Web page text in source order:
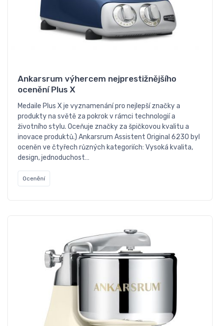
Ankarsrum výhercem nejprestižnějšího
ocenění Plus X
Medaile Plus X je vyznamenání pro nejlepší značky a
produkty na světě za pokrok v rámci technologií a
životního stylu. Oceňuje značky za špičkovou kvalitu a
inovace produktů.) Ankarsrum Assistent Original 6230 byl
oceněn ve čtyřech různých kategoriích: Vysoká kvalita,
design, jednoduchost…
Ocenění